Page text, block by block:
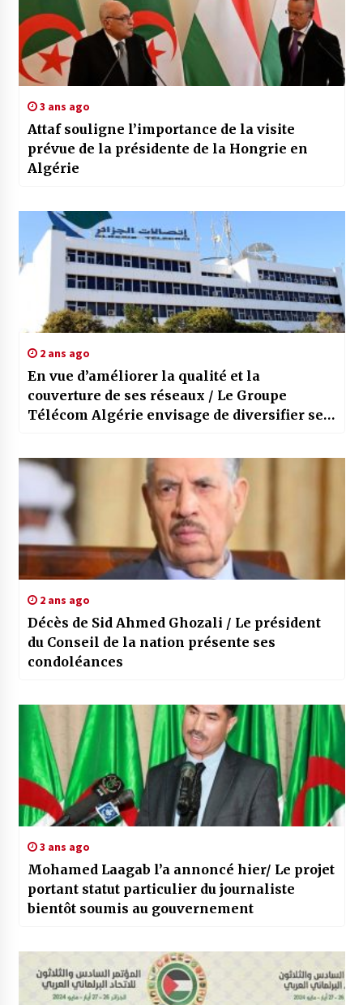
3 ans ago
Attaf souligne l’importance de la visite
prévue de la présidente de la Hongrie en
Algérie
2 ans ago
En vue d’améliorer la qualité et la
couverture de ses réseaux / Le Groupe
Télécom Algérie envisage de diversifier ses
2 ans ago
Décès de Sid Ahmed Ghozali / Le président
du Conseil de la nation présente ses
condoléances
3 ans ago
Mohamed Laagab l’a annoncé hier/ Le projet
portant statut particulier du journaliste
bientôt soumis au gouvernement